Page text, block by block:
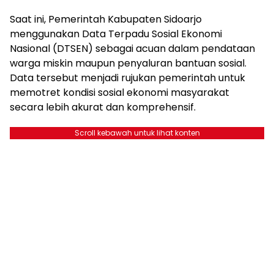
Saat ini, Pemerintah Kabupaten Sidoarjo
menggunakan Data Terpadu Sosial Ekonomi
Nasional (DTSEN) sebagai acuan dalam pendataan
warga miskin maupun penyaluran bantuan sosial.
Data tersebut menjadi rujukan pemerintah untuk
memotret kondisi sosial ekonomi masyarakat
secara lebih akurat dan komprehensif.
Scroll kebawah untuk lihat konten